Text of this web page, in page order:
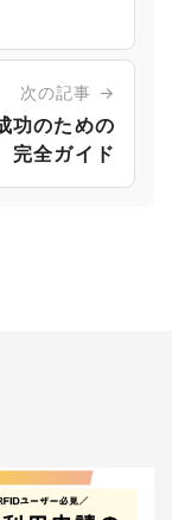
次の記事 →
功のための
完全ガイド